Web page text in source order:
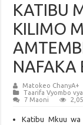
KATIBU
KILIMO
NAFAKA
Matokeo ChanyA+
Taarifa Vyombo
7 Maoni
Katibu Mkuu